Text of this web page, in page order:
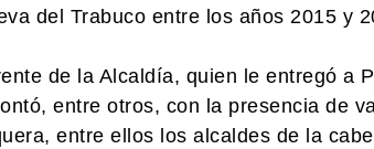
del Trabuco entre los años 2015 y
de la Alcaldía, quien le entregó a
entre otros, con la presencia de
entre ellos los alcaldes de la